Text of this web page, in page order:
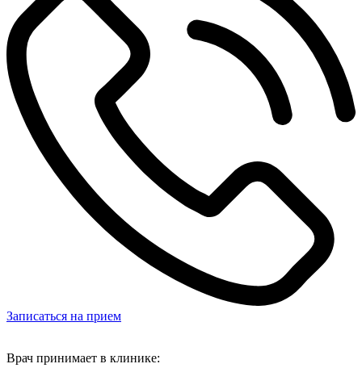
Записаться на прием
Врач принимает в клинике: